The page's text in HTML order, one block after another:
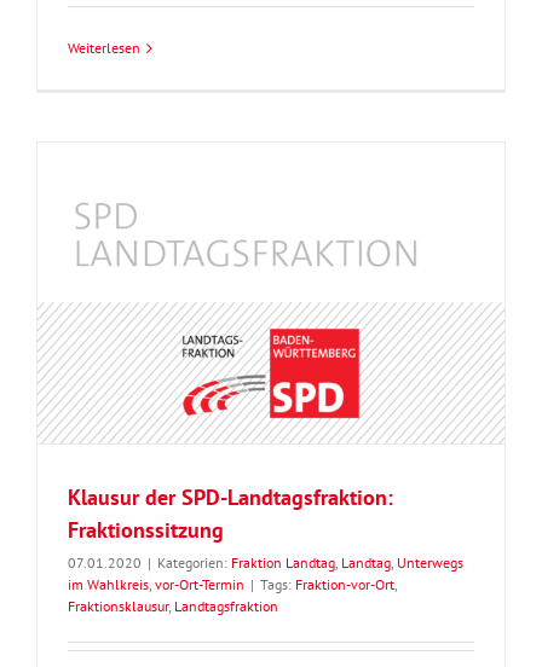
Weiterlesen
Klausur der SPD-Landtagsfraktion:
Fraktionssitzung
07.01.2020 | Kategorien: Fraktion Landtag, Landtag, Unterwegs
im Wahlkreis, vor-Ort-Termin | Tags: Fraktion-vor-Ort,
Fraktionsklausur, Landtagsfraktion